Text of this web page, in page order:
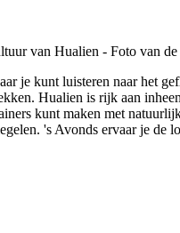
je kunt luisteren naar het
Hualien is rijk aan
kunt maken met
's Avonds ervaar je de